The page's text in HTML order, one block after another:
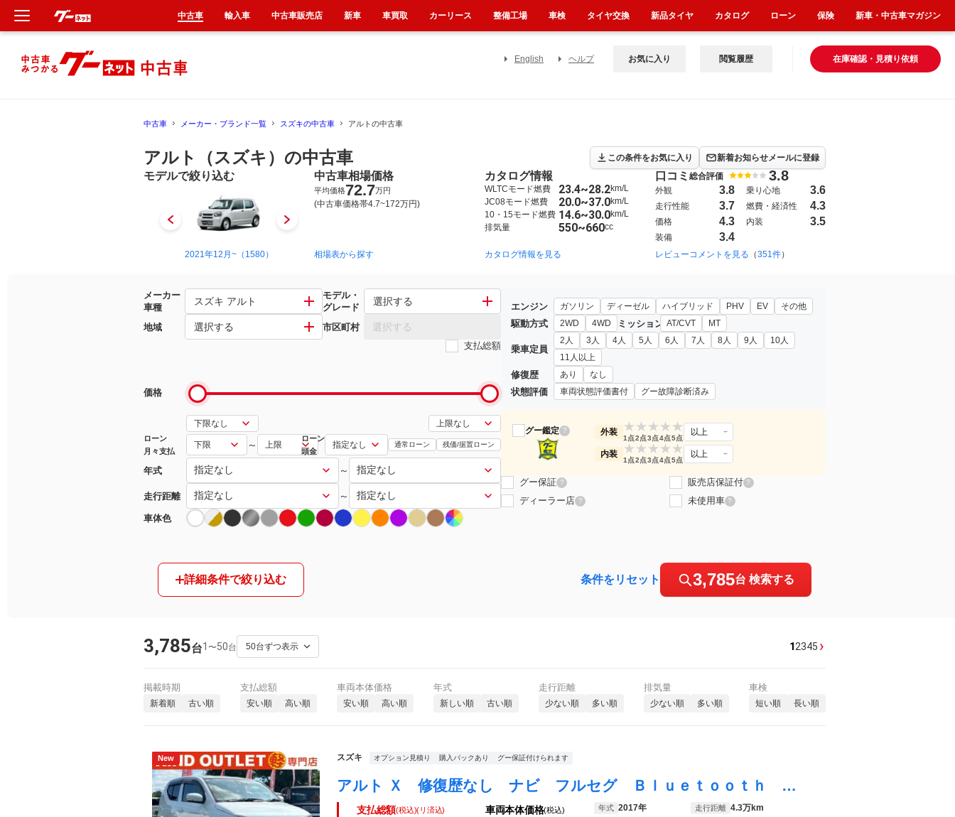
English ヘルプ 在庫確認・見積り依頼
お気に入り 閲覧履歴
中古車 メーカー・ブランド一覧 スズキの中古車 アルトの中古車
アルト（スズキ）の中古車 この条件をお気に入り 新着お知らせメールに登録
モデルで絞り込む
2021年12月~（1580） 2014年12月~2021年12月（1349） 2014年12月~2021年7月（204） 2009年12月~2014年12月（354） 2009年12月~2014年12月（80）
中古車相場価格
平均価格72.7万円
(中古車価格帯4.7~172万円)
相場表から探す
カタログ情報
WLTCモード燃費 23.4~28.2km/L
JC08モード燃費
20.0~37.0km/L
10・15モード燃費 14.6~30.0km/L
排気量
550~660cc
カタログ情報を見る
口コミ 総合評価 3.8
外観 3.8 乗り心地 3.6
走行性能 3.7 燃費・経済性 4.3
価格 4.3 内装 3.5
装備 3.4
レビューコメントを見る （351件）
メーカー
車種
スズキ アルト
モデル・
グレード
選択する
地域 選択する 市区町村 選択する
支払総額
価格
ローン
月々支払
～
ローン
頭金
通常ローン 残価/据置ローン
年式 ～
走行距離 ～
車体色
エンジン ガソリン ディーゼル ハイブリッド PHV EV その他
駆動方式 2WD 4WD ミッション AT/CVT MT
乗車定員
2人 3人 4人 5人 6人 7人 8人 9人
10人
11人以上
修復歴 あり なし
状態評価 車両状態評価書付 グー故障診断済み
グー鑑定 ? 外装 ★
1点
★
2点
★
3点
★
4点
★
5点
以上
内装 ★
1点
★
2点
★
3点
★
4点
★
5点
以上
グー保証 ? 販売店保証付 ?
ディーラー店 ? 未使用車 ?
詳細条件で絞り込む 条件をリセット 3,785台 検索する
3,785台1 〜50台 12345 ›
掲載時期
新着順 古い順
支払総額
安い順 高い順
車両本体価格
安い順 高い順
年式
新しい順 古い順
走行距離
少ない順 多い順
排気量
少ない順 多い順
車検
短い順 長い順
New スズキ オプション見積り 購入パックあり グー保証付けられます
アルト Ｘ 修復歴なし ナビ フルセグ Ｂｌｕｅｔｏｏｔｈ 衝突軽減ブレーキ バックカメラ アイドリングストップ ＥＴＣ スマートキー プッシュスタート オートエアコン シートヒーター ウインカーミラー 整備保証
支払総額(税込)(リ済込) 車両本体価格(税込) 年式 2017年 走行距離 4.3万km
中古車 輸入車 中古車販売店 新車 車買取 カーリース 整備工場 車検 タイヤ交換 新品タイヤ カタログ ローン 保険 新車・中古車マガジン
新車